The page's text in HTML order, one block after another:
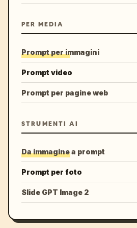
PER MEDIA
Prompt per immagini
Prompt video
Prompt per pagine web
STRUMENTI AI
Da immagine a prompt
Prompt per foto
Slide GPT Image 2